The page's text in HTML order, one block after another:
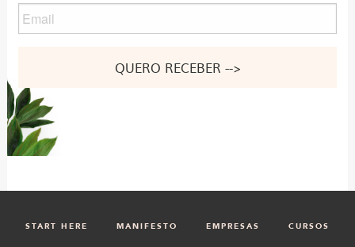
Nome
Email
START HERE MANIFESTO EMPRESAS CURSOS